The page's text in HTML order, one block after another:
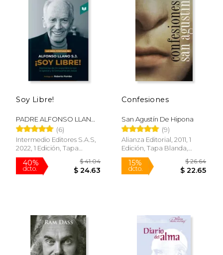
$ 40.68
Soy Libre!
PADRE ALFONSO LLANO
S.J.
(6)
Intermedio Editores S.A.S,
2022, 1 Edición, Tapa
Blanda, Nuevo
Confesiones
San Agustín De Hipona
(9)
Alianza Editorial, 2011, 1
Edición, Tapa Blanda,
Nuevo